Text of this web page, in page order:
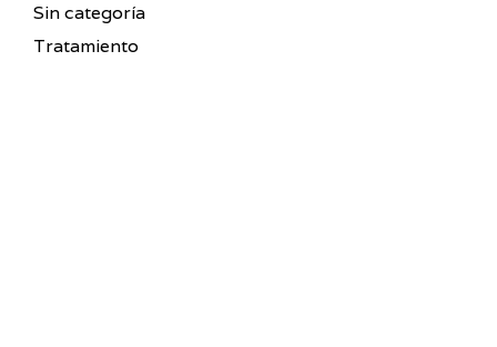
Sin categoría
Tratamiento